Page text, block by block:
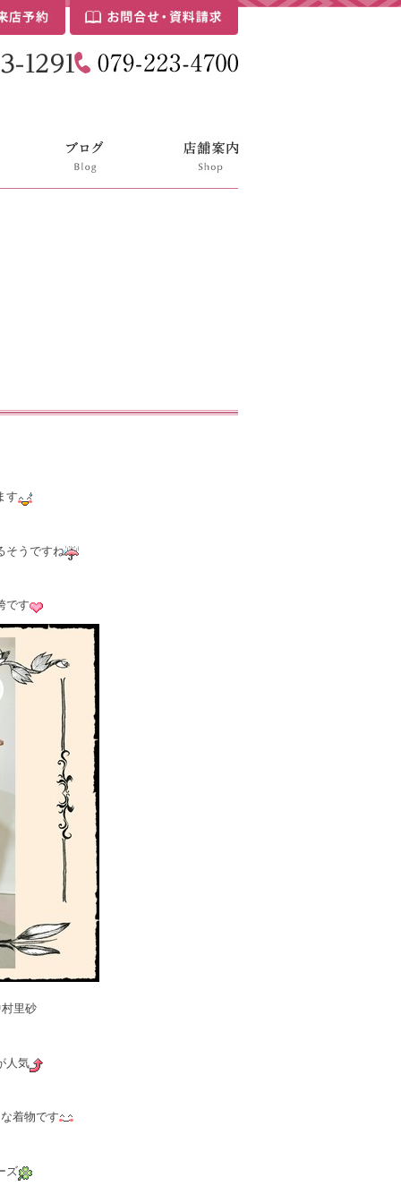
す
そうですね
です
里砂
人気
着物です
ズ